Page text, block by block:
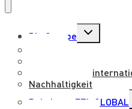
Die Gruppe
Untermenü
Nationale und
Nachhaltigkeit
Beitritt zu ETL GLOBAL